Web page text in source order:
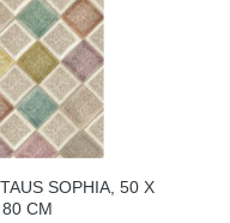
SOPHIA, 50 X
80 CM